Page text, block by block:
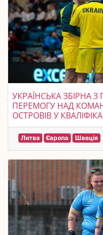
УКРАЇНСЬКА ЗБІРНА
ПЕРЕМОГУ НАД
ОСТРОВІВ У
Литва Європа Швеція